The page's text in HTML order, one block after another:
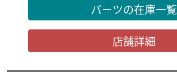
パーツの在庫一覧
店舗詳細